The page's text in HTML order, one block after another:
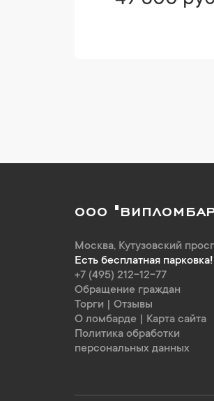
ООО
Москва, Кутузовский
Есть бесплатная парковка!
+7 (495) 212-12-77
Обращение граждан
Торги
Отзывы
О ломбарде
Карта сайта
Политика обработки
персональных данных